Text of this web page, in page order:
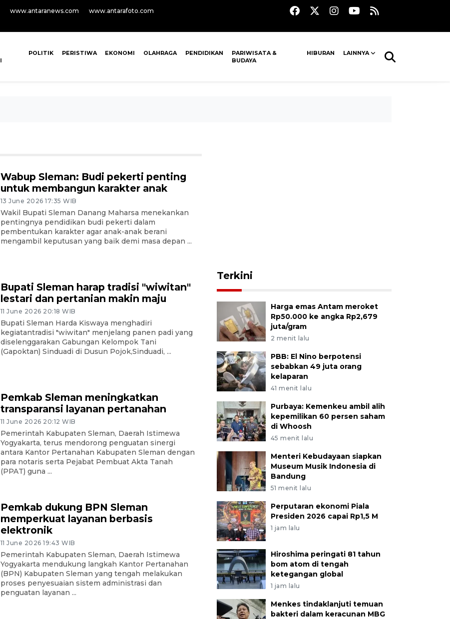
www.antaranews.com
www.antarafoto.com
POLITIK PERISTIWA EKONOMI OLAHRAGA PENDIDIKAN
PARIWISATA &
BUDAYA
HIBURAN LAINNYA
Wabup Sleman: Budi pekerti penting
untuk membangun karakter anak
13 June 2026 17:35 WIB
Wakil Bupati Sleman Danang Maharsa menekankan
pentingnya pendidikan budi pekerti dalam
pembentukan karakter agar anak-anak berani
mengambil keputusan yang baik demi masa depan ...
Bupati Sleman harap tradisi "wiwitan"
lestari dan pertanian makin maju
11 June 2026 20:18 WIB
Bupati Sleman Harda Kiswaya menghadiri
kegiatantradisi "wiwitan" menjelang panen padi yang
diselenggarakan Gabungan Kelompok Tani
(Gapoktan) Sinduadi di Dusun Pojok,Sinduadi, ...
Pemkab Sleman meningkatkan
transparansi layanan pertanahan
11 June 2026 20:12 WIB
Pemerintah Kabupaten Sleman, Daerah Istimewa
Yogyakarta, terus mendorong penguatan sinergi
antara Kantor Pertanahan Kabupaten Sleman dengan
para notaris serta Pejabat Pembuat Akta Tanah
(PPAT) guna ...
Pemkab dukung BPN Sleman
memperkuat layanan berbasis
elektronik
11 June 2026 19:43 WIB
Pemerintah Kabupaten Sleman, Daerah Istimewa
Yogyakarta mendukung langkah Kantor Pertanahan
(BPN) Kabupaten Sleman yang tengah melakukan
proses penyesuaian sistem administrasi dan
penguatan layanan ...
Terkini
Harga emas Antam meroket
Rp50.000 ke angka Rp2,679
juta/gram
2 menit lalu
PBB: El Nino berpotensi
sebabkan 49 juta orang
kelaparan
41 menit lalu
Purbaya: Kemenkeu ambil alih
kepemilikan 60 persen saham
di Whoosh
45 menit lalu
Menteri Kebudayaan siapkan
Museum Musik Indonesia di
Bandung
51 menit lalu
Perputaran ekonomi Piala
Presiden 2026 capai Rp1,5 M
1 jam lalu
Hiroshima peringati 81 tahun
bom atom di tengah
ketegangan global
1 jam lalu
Menkes tindaklanjuti temuan
bakteri dalam keracunan MBG